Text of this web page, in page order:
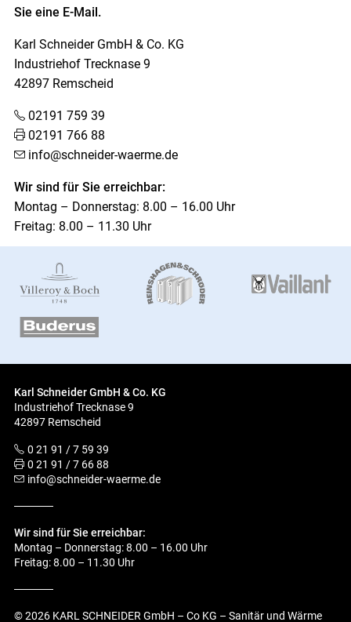
Sie eine E-Mail.
Karl Schneider GmbH & Co. KG
Industriehof Trecknase 9
42897 Remscheid
02191 759 39
02191 766 88
info@schneider-waerme.de
Wir sind für Sie erreichbar:
Montag – Donnerstag: 8.00 – 16.00 Uhr
Freitag: 8.00 – 11.30 Uhr
Karl Schneider GmbH & Co. KG
Industriehof Trecknase 9
42897 Remscheid
0 21 91 / 7 59 39
0 21 91 / 7 66 88
info@schneider-waerme.de
Wir sind für Sie erreichbar:
Montag – Donnerstag: 8.00 – 16.00 Uhr
Freitag: 8.00 – 11.30 Uhr
© 2026 KARL SCHNEIDER GmbH – Co KG – Sanitär und Wärme